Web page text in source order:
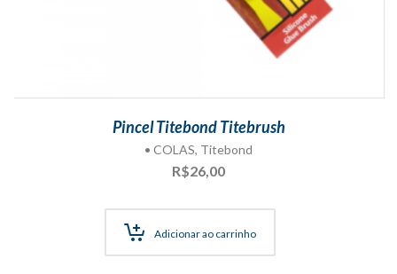
Pincel Titebond Titebrush
• COLAS, Titebond
R$26,00
Adicionar ao carrinho